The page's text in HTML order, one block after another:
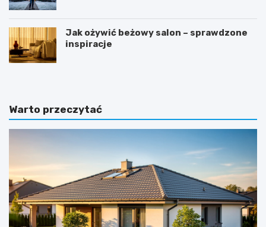
Jak ożywić beżowy salon – sprawdzone
inspiracje
Warto przeczytać